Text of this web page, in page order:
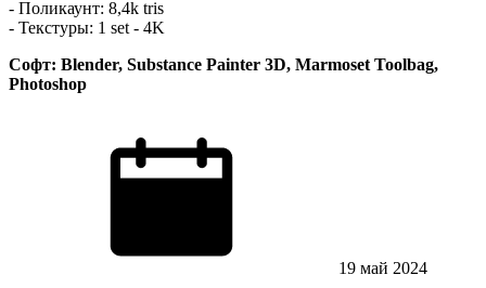
- Поликаунт: 8,4k tris
- Текстуры: 1 set - 4K
Софт: Blender, Substance Painter 3D, Marmoset Toolbag,
Photoshop
19 май 2024